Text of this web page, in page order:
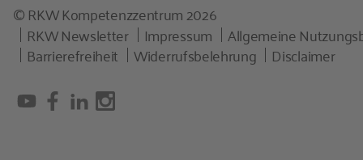
© RKW Kompetenzzentrum 2026
RKW Newsletter
Impressum Allgemeine
Barrierefreiheit Widerrufsbelehrung Disclaimer